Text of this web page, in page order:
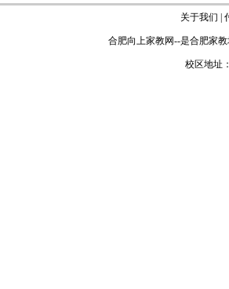
关于我们
合肥向上家教网--是合肥家教
校区地址